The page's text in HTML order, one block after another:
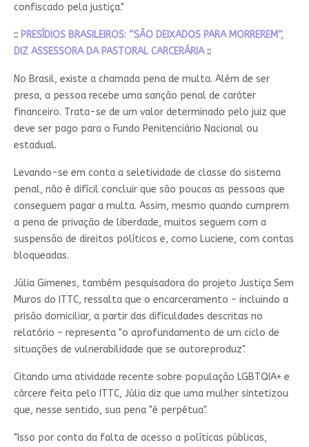
confiscado pela justiça."
:: PRESÍDIOS BRASILEIROS: “SÃO DEIXADOS PARA MORREREM”,
DIZ ASSESSORA DA PASTORAL CARCERÁRIA::
No Brasil, existe a chamada pena de multa. Além de ser
presa, a pessoa recebe uma sanção penal de caráter
financeiro. Trata-se de um valor determinado pelo juiz que
deve ser pago para o Fundo Penitenciário Nacional ou
estadual.
Levando-se em conta a seletividade de classe do sistema
penal, não é difícil concluir que são poucas as pessoas que
conseguem pagar a multa. Assim, mesmo quando cumprem
a pena de privação de liberdade, muitos seguem com a
suspensão de direitos políticos e, como Luciene, com contas
bloqueadas.
Júlia Gimenes, também pesquisadora do projeto Justiça Sem
Muros do ITTC, ressalta que o encarceramento – incluindo a
prisão domiciliar, a partir das dificuldades descritas no
relatório – representa "o aprofundamento de um ciclo de
situações de vulnerabilidade que se autoreproduz".
Citando uma atividade recente sobre população LGBTQIA+ e
cárcere feita pelo ITTC, Júlia diz que uma mulher sintetizou
que, nesse sentido, sua pena "é perpétua".
"Isso por conta da falta de acesso a políticas públicas,